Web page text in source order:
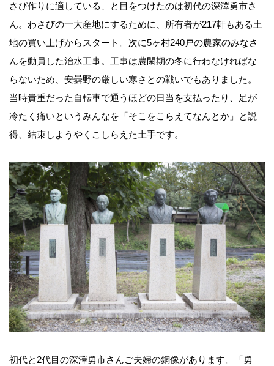
さび作りに適している、と目をつけたのは初代の深澤勇市さ
ん。わさびの一大産地にするために、所有者が217軒もある土
地の買い上げからスタート。次に5ヶ村240戸の農家のみなさ
んを動員した治水工事。工事は農閑期の冬に行わなければな
らないため、安曇野の厳しい寒さとの戦いでもありました。
当時貴重だった自転車で通うほどの日当を支払ったり、足が
冷たく痛いというみんなを「そこをこらえてなんとか」と説
得、結束しようやくこしらえた土手です。
初代と2代目の深澤勇市さんご夫婦の銅像があります。「勇